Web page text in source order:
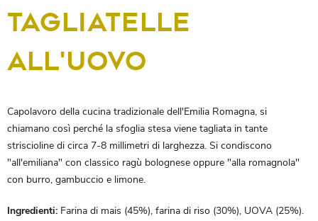
TAGLIATELLE
ALL'UOVO
Capolavoro della cucina tradizionale dell'Emilia Romagna, si
chiamano così perché la sfoglia stesa viene tagliata in tante
striscioline di circa 7-8 millimetri di larghezza. Si condiscono
"all'emiliana" con classico ragù bolognese oppure "alla romagnola"
con burro, gambuccio e limone.
Ingredienti: Farina di mais (45%), farina di riso (30%), UOVA (25%).